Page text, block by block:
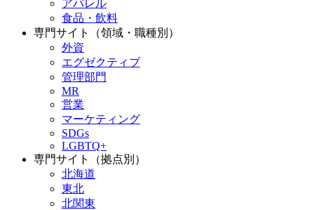
アパレル
食品・飲料
専門サイト（領域・職種別）
外資
エグゼクティブ
管理部門
MR
営業
マーケティング
SDGs
LGBTQ+
専門サイト（拠点別）
北海道
東北
北関東